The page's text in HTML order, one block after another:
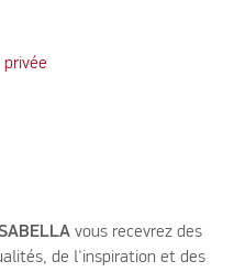
vous recevrez des
de l'inspiration et des